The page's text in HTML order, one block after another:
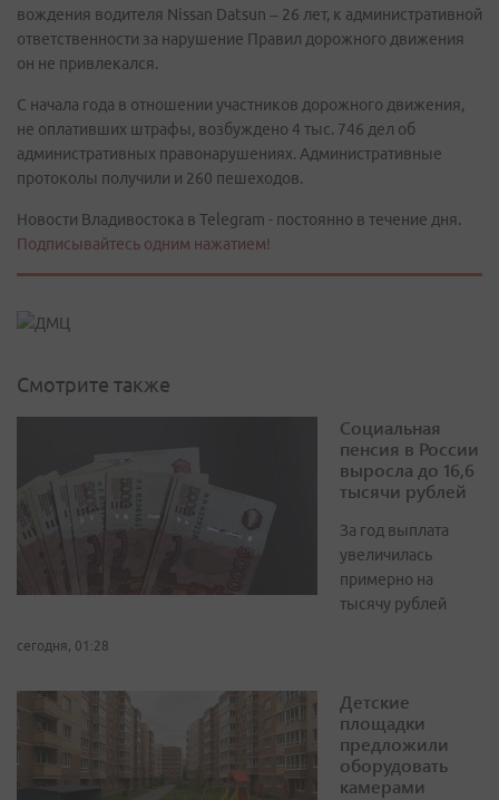
вождения водителя Nissan Datsun – 26 лет, к административной
ответственности за нарушение Правил дорожного движения
он не привлекался.
С начала года в отношении участников дорожного движения,
не оплативших штрафы, возбуждено 4 тыс. 746 дел об
административных правонарушениях. Административные
протоколы получили и 260 пешеходов.
Новости Владивостока в Telegram - постоянно в течение дня.
Подписывайтесь одним нажатием!
Смотрите также
Социальная
пенсия в России
выросла до 16,6
тысячи рублей
За год выплата
увеличилась
примерно на
тысячу рублей
сегодня, 01:28
Детские
площадки
предложили
оборудовать
камерами